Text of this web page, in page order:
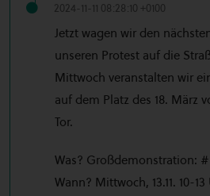
2024-11-11 08:28:10 +0100
Jetzt wagen wir den
unseren Protest auf die
Mittwoch veranstalten wir
auf dem Platz des 18. März
Tor.
Was? Großdemonstration:
Wann? Mittwoch, 13.11. 10-